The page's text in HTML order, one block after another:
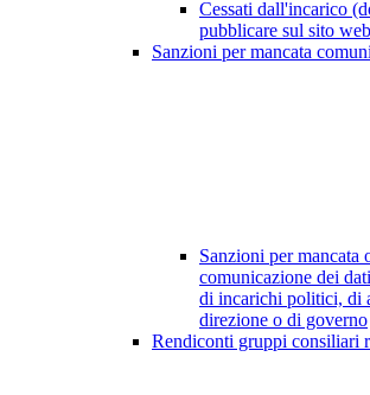
Cessati dall'incarico
pubblicare sul sito
Sanzioni per mancata
Sanzioni per mancata
comunicazione dei
di incarichi politici, di
direzione o di governo
Rendiconti gruppi consiliari